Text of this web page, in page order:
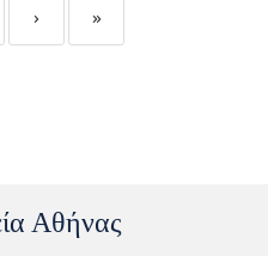
› »
Αθήνας